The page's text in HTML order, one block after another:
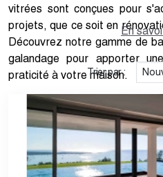
vitrées sont conçues pour
projets, que ce soit en
Découvrez notre gamme de
galandage pour apporter
praticité à votre maison.
En
Trier par :